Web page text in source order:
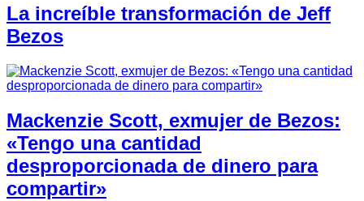
La increíble transformación de Jeff
Bezos
Mackenzie Scott, exmujer de Bezos:
«Tengo una cantidad
desproporcionada de dinero para
compartir»